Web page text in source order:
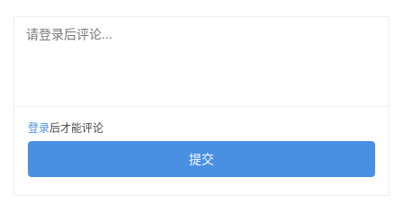
新增了 1030 个代币的永续合约，外加 200 多个 RWA 永
请登录后评论...
登录后才能评论
提交